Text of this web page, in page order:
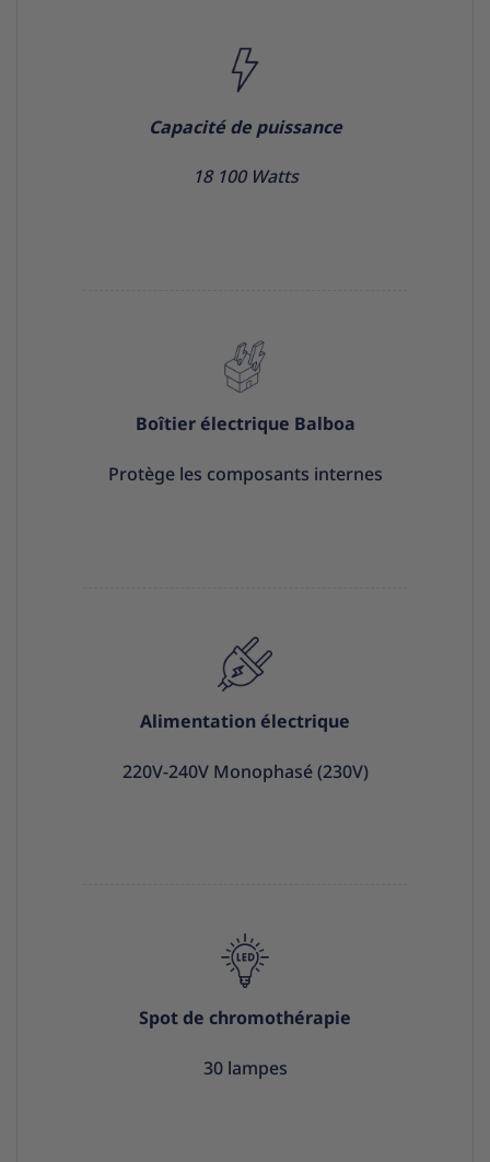
Capacité de puissance
18 100 Watts
Boîtier électrique Balboa
Protège les composants internes
Alimentation électrique
220V-240V Monophasé (230V)
Spot de chromothérapie
30 lampes